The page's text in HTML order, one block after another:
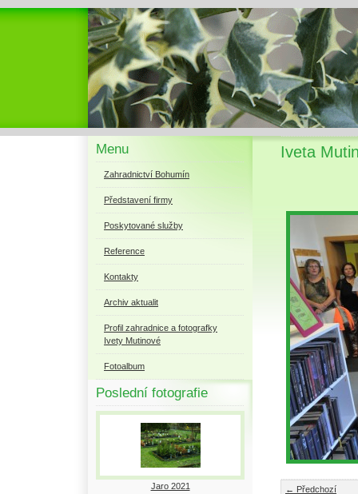
Menu
Zahradnictví Bohumín
Představení firmy
Poskytované služby
Reference
Kontakty
Archiv aktualit
Profil zahradnice a fotografky
Ivety Mutinové
Fotoalbum
Poslední fotografie
Jaro 2021
Iveta
← Předchozí